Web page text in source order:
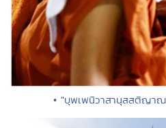
• "บุพเพนิวาสานุสสติญา